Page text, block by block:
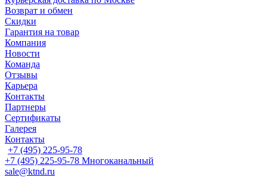
Возврат и обмен
Скидки
Гарантия на товар
Компания
Новости
Команда
Отзывы
Карьера
Контакты
Партнеры
Сертификаты
Галерея
Контакты
+7 (495) 225-95-78
+7 (495) 225-95-78 Многоканальный
sale@ktnd.ru